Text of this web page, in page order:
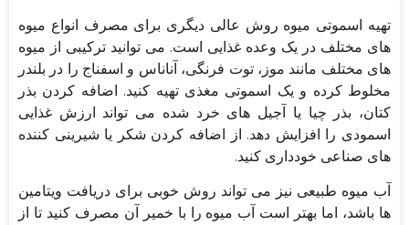
تهیه اسموتی میوه روش عالی دیگری برای مصرف انواع میوه
های مختلف در یک وعده غذایی است. می توانید ترکیبی از میوه
های مختلف مانند موز، توت فرنگی، آناناس و اسفناج را در بلندر
مخلوط کرده و یک اسموتی مغذی تهیه کنید. اضافه کردن بذر
کتان، بذر چیا یا آجیل های خرد شده می تواند ارزش غذایی
اسمودی را افزایش دهد. از اضافه کردن شکر یا شیرینی کننده
های صناعی خودداری کنید.
آب میوه طبیعی نیز می تواند روش خوبی برای دریافت ویتامین
ها باشد، اما بهتر است آب میوه را با خمیر آن مصرف کنید تا از